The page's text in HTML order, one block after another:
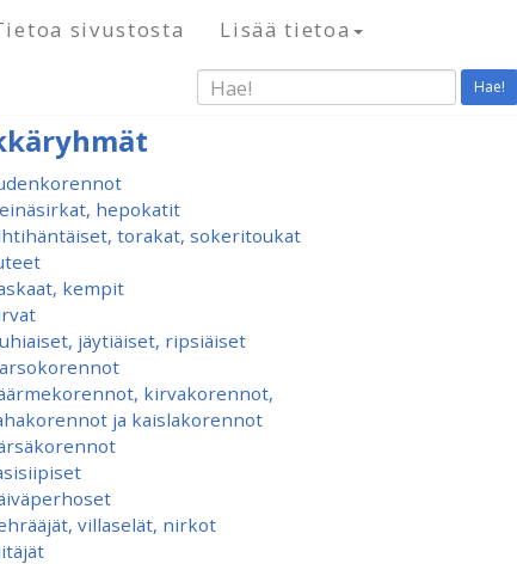
sivustosta Lisää tietoa
Hae!
hepokatit
torakat, sokeritoukat
kempit
jäytiäiset, ripsiäiset
kirvakorennot,
ja kaislakorennot
villaselät, nirkot